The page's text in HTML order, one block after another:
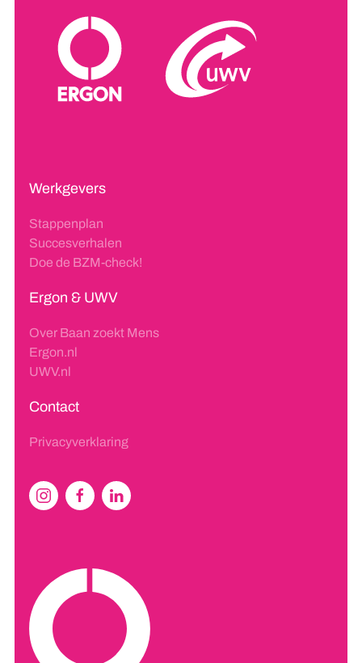
Werkgevers
Stappenplan
Succesverhalen
Doe de BZM-check!
Ergon & UWV
Over Baan zoekt Mens
Ergon.nl
UWV.nl
Contact
Privacyverklaring